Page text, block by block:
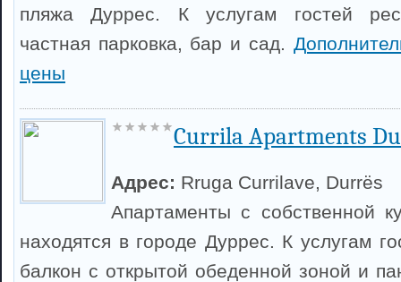
пляжа Дуррес. К услугам гостей
частная парковка, бар и сад.
цены
Currila Apartments
Адрес: Rruga Currilave, Durrës
Апартаменты с собственной
находятся в городе Дуррес. К услугам
балкон с открытой обеденной зоной и